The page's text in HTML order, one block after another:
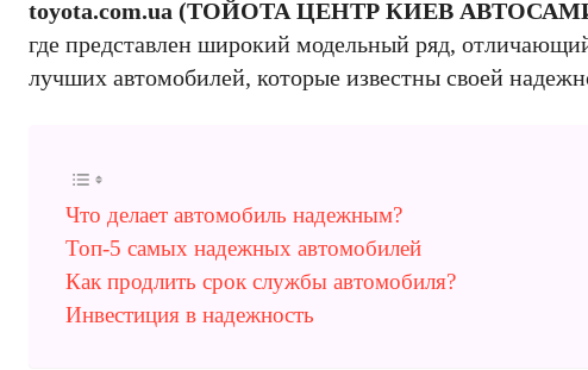
toyota.com.ua (ТОЙОТА ЦЕНТР КИЕВ
где представлен широкий модельный ряд,
лучших автомобилей, которые известны своей
Что делает автомобиль надежным?
Топ-5 самых надежных автомобилей
Как продлить срок службы автомобиля?
Инвестиция в надежность